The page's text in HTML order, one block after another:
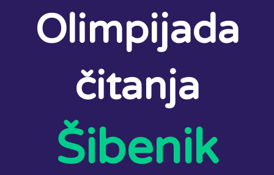
Olimpijada
čitanja
Šibenik